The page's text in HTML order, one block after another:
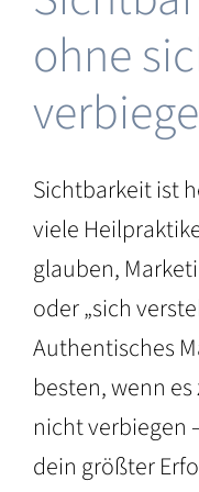
ohne
Sichtbarkeit ist
viele
glauben,
oder „sich
Authentisches
besten, wenn
nicht verbiegen
dein größter